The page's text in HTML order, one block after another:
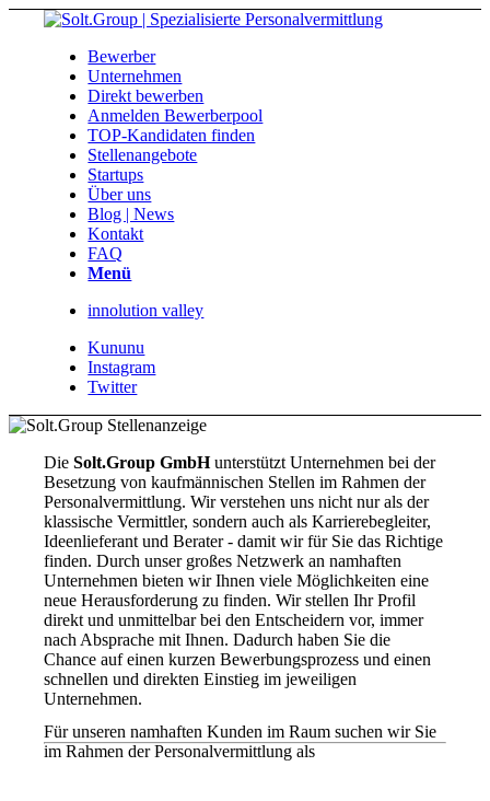
Bewerber
Unternehmen
Direkt bewerben
Anmelden Bewerberpool
TOP-Kandidaten finden
Stellenangebote
Startups
Über uns
Blog | News
Kontakt
FAQ
Menü
innolution valley
Kununu
Instagram
Twitter
DieSolt.Group GmbHunterstützt Unternehmen bei der
Besetzung von kaufmännischen Stellen im Rahmen der
Personalvermittlung. Wir verstehen uns nicht nur als der
klassische Vermittler, sondern auch als Karrierebegleiter,
Ideenlieferant und Berater - damit wir für Sie das Richtige
finden. Durch unser großes Netzwerk an namhaften
Unternehmen bieten wir Ihnen viele Möglichkeiten eine
neue Herausforderung zu finden. Wir stellen Ihr Profil
direkt und unmittelbar bei den Entscheidern vor, immer
nach Absprache mit Ihnen. Dadurch haben Sie die
Chance auf einen kurzen Bewerbungsprozess und einen
schnellen und direkten Einstieg im jeweiligen
Unternehmen.
Für unseren namhaften Kunden im Raum suchen wir Sie
im Rahmen der Personalvermittlung als